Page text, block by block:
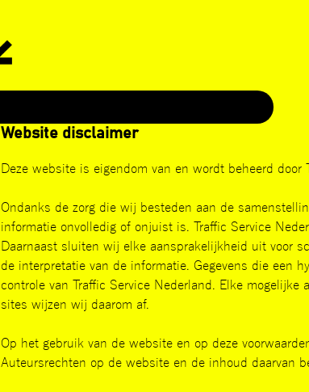
Website disclaimer
Deze website is eigendom van en wordt beheerd door
Ondanks de zorg die wij besteden aan de
informatie onvolledig of onjuist is. Traffic Service
Daarnaast sluiten wij elke aansprakelijkheid uit voor
de interpretatie van de informatie. Gegevens die een
controle van Traffic Service Nederland. Elke
sites wijzen wij daarom af.
Op het gebruik van de website en op deze
Auteursrechten op de website en de inhoud daarvan